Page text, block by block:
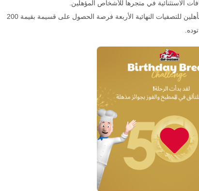
بالإضافة إلى الرحلة الحلم باريس، ستتاح لكل من المتأهلين للتصفيات النهائية الأربعة فرصة الحصول على قسيمة بقيمة 200